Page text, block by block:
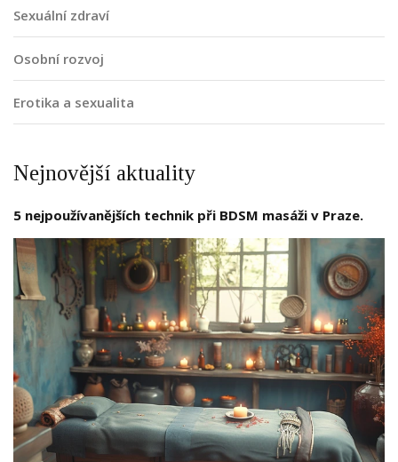
Sexuální zdraví
Osobní rozvoj
Erotika a sexualita
Nejnovější aktuality
5 nejpoužívanějších technik při BDSM masáži v Praze.